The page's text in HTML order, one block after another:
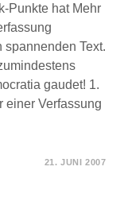
Punkte hat Mehr
Text.
gaudet! 1.
einer Verfassung
21. JUNI 2007